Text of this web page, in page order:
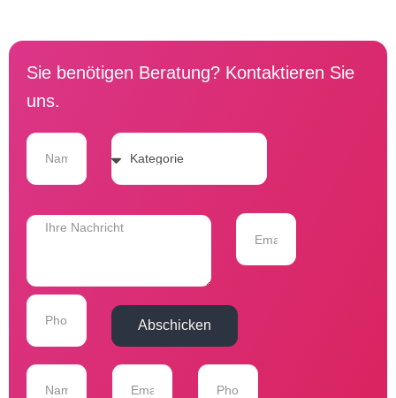
Sie benötigen Beratung? Kontaktieren Sie
uns.
Abschicken